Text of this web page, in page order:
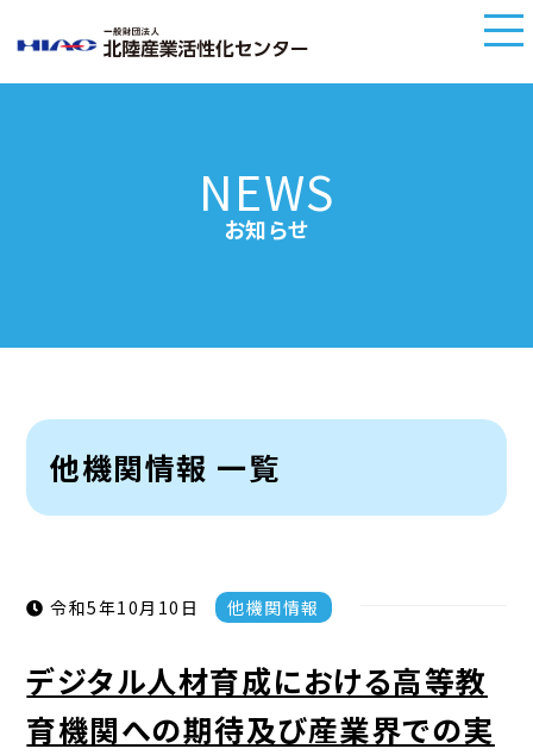
NEWS
お知らせ
他機関情報 一覧
令和5年10月10日 他機関情報
デジタル人材育成における高等教
育機関への期待及び産業界での実